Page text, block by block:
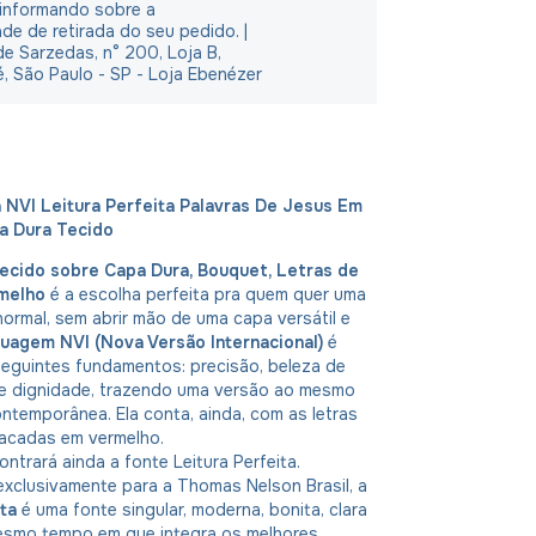
sobre a
de retirada do seu pedido. |
Sarzedas, n° 200, Loja B,
São Paulo - SP - Loja Ebenézer
NVI Leitura Perfeita Palavras De Jesus Em
Dura Tecido
sobre Capa Dura, Bouquet, Letras de
é a escolha perfeita pra quem quer uma
sem abrir mão de uma capa versátil e
NVI (Nova Versão Internacional) é
fundamentos: precisão, beleza de
dignidade, trazendo uma versão ao mesmo
Ela conta, ainda, com as letras
em vermelho.
ainda a fonte Leitura Perfeita.
para a Thomas Nelson Brasil, a
é uma fonte singular, moderna, bonita, clara